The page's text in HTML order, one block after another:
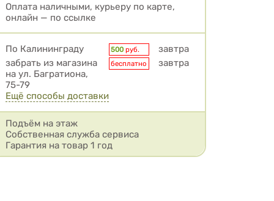
Оплата наличными, курьеру по карте,
онлайн — по ссылке
Условия доставки
По Калининграду 500 руб.
завтра
забрать из магазина
на ул. Багратиона,
75-79
бесплатно завтра
Ещё способы доставки
Подъём на этаж
Собственная служба сервиса
Гарантия на товар 1 год